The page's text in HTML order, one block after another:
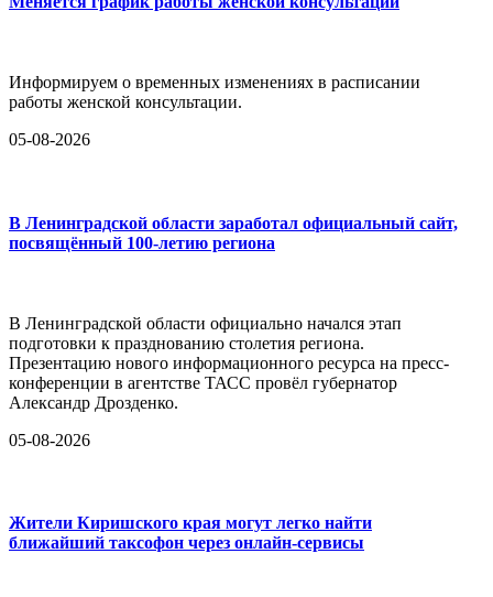
Информируем о временных изменениях в расписании
работы женской консультации.
05-08-2026
В Ленинградской области заработал официальный сайт,
посвящённый 100-летию региона
В Ленинградской области официально начался этап
подготовки к празднованию столетия региона.
Презентацию нового информационного ресурса на пресс-
конференции в агентстве ТАСС провёл губернатор
Александр Дрозденко.
05-08-2026
Жители Киришского края могут легко найти
ближайший таксофон через онлайн-сервисы